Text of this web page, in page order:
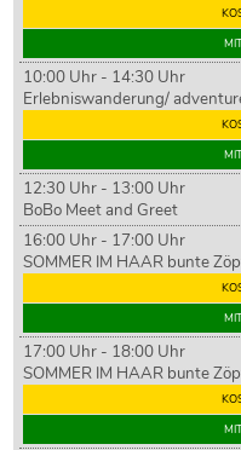
10:00 Uhr - 14:30 Uhr
Erlebniswanderung/
12:30 Uhr - 13:00 Uhr
BoBo Meet and Greet
16:00 Uhr - 17:00 Uhr
SOMMER IM HAAR bunte
17:00 Uhr - 18:00 Uhr
SOMMER IM HAAR bunte